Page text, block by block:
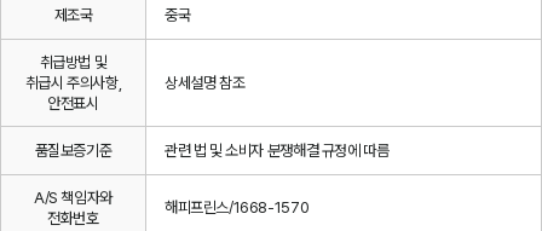
제조국 중국
취급방법 및
취급시 주의사항,
안전표시
상세설명 참조
품질보증기준 관련 법 및 소비자 분쟁해결 규정에 따름
A/S 책임자와
전화번호
해피프린스/1668-1570